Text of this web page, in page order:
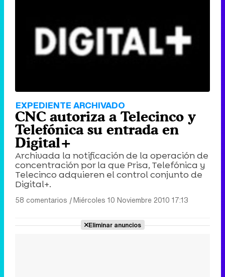
EXPEDIENTE ARCHIVADO
CNC autoriza a Telecinco y
Telefónica su entrada en
Digital+
Archivada la notificación de la operación de
concentración por la que Prisa, Telefónica y
Telecinco adquieren el control conjunto de
Digital+.
58 comentarios |Miércoles 10 Noviembre 2010 17:13
Eliminar anuncios